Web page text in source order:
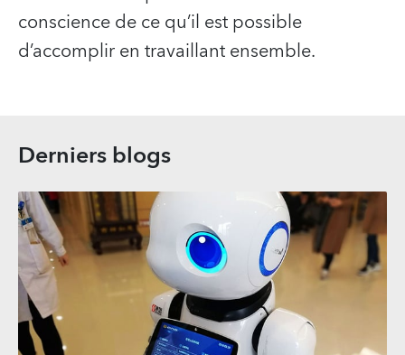
conscience de ce qu’il est possible
d’accomplir en travaillant ensemble.
Derniers blogs